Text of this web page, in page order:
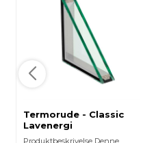
Termorude - Classic
Lavenergi